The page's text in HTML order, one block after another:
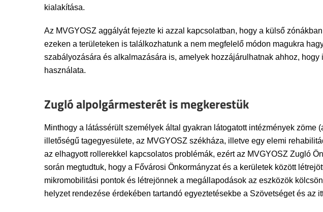
kialakítása.
Az MVGYOSZ aggályát fejezte ki azzal kapcsolatban, hogy a külső
ezeken a területeken is találkozhatunk a nem megfelelő módon magukra
szabályozására és alkalmazására is, amelyek hozzájárulhatnak ahhoz,
használata.
Zugló alpolgármesterét is megkerestük
Minthogy a látássérült személyek által gyakran látogatott intézmények
illetőségű tagegyesülete, az MVGYOSZ székháza, illetve egy elemi
az elhagyott rollerekkel kapcsolatos problémák, ezért az MVGYOSZ Zugló
során megtudtuk, hogy a Fővárosi Önkormányzat és a kerületek között
mikromobilitási pontok és létrejönnek a megállapodások az eszközök
helyzet rendezése érdekében tartandó egyeztetésekbe a Szövetséget és az